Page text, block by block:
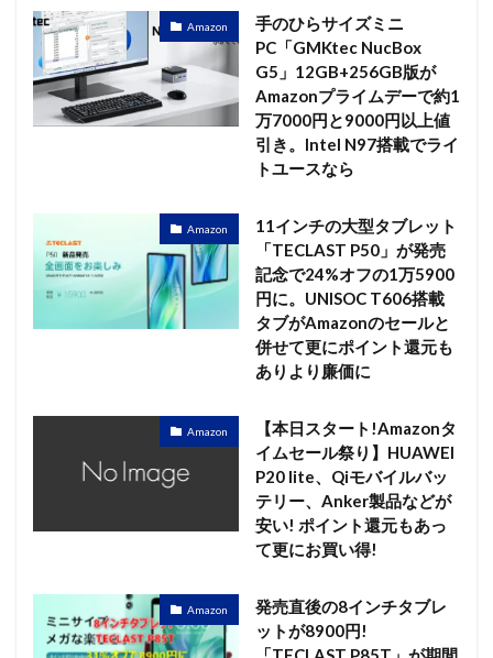
Amazon
手のひらサイズミニ
PC「GMKtec NucBox
G5」12GB+256GB版が
Amazonプライムデーで約1
万7000円と9000円以上値
引き。Intel N97搭載でライ
トユースなら
Amazon
11インチの大型タブレット
「TECLAST P50」が発売
記念で24%オフの1万5900
円に。UNISOC T606搭載
タブがAmazonのセールと
併せて更にポイント還元も
ありより廉価に
Amazon
【本日スタート!Amazonタ
イムセール祭り】HUAWEI
P20 lite、Qiモバイルバッ
テリー、Anker製品などが
安い! ポイント還元もあっ
て更にお買い得!
Amazon
発売直後の8インチタブレ
ットが8900円!